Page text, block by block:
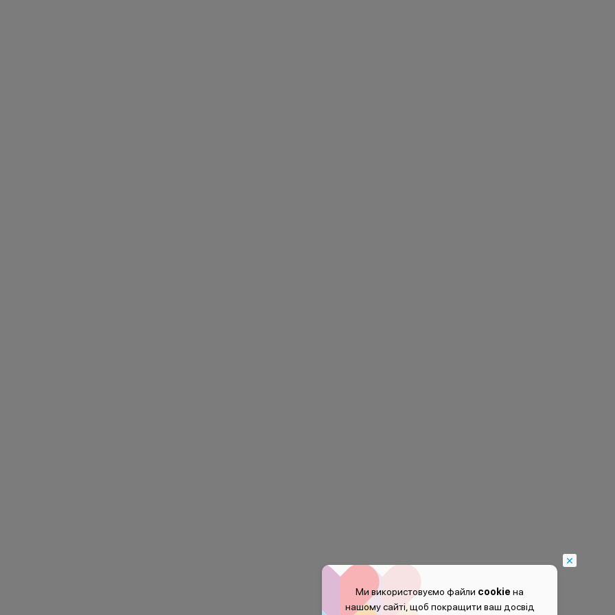
Ми використовуємо файли cookie на
нашому сайті, щоб покращити ваш досвід